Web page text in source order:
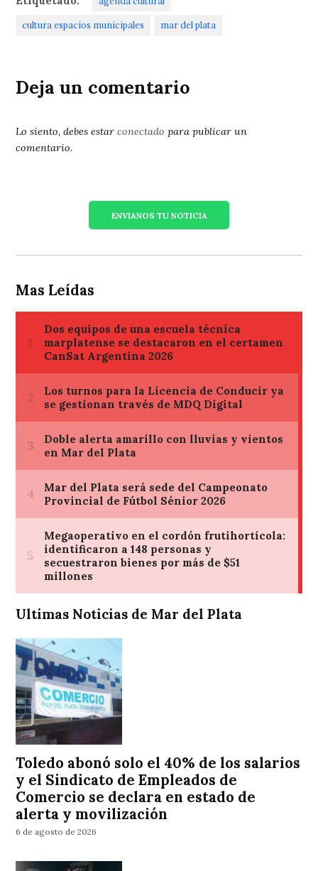
cultura espacios municipales mar del plata
Deja un comentario
Lo siento, debes estarconectado para publicar un
comentario.
ENVIANOS TU NOTICIA
Mas Leídas
Ultimas Noticias de Mar del Plata
Toledo abonó solo el 40% de los salarios
y el Sindicato de Empleados de
Comercio se declara en estado de
alerta y movilización
6 de agosto de 2026